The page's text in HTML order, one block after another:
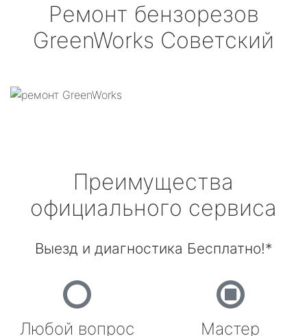
Ремонт бензорезов
GreenWorks Советский
Преимущества
официального сервиса
Выезд и диагностика Бесплатно!*
Любой вопрос
Мастер